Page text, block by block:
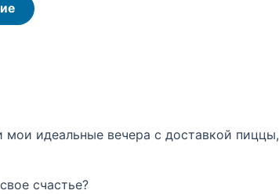
идеальные вечера с доставкой пиццы,
счастье?